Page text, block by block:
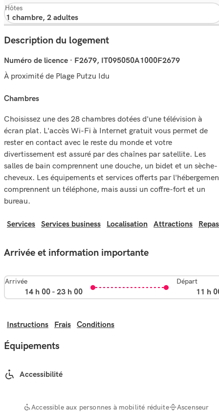
Hôtes
Description du logement
Numéro de licence · F2679, IT095050A1000F2679
À proximité de Plage Putzu Idu
chambres
Choisissez une des 28 chambres dotées d'une télévision à
écran plat. L'accès Wi-Fi à Internet gratuit vous permet de
rester en contact avec le reste du monde et votre
divertissement est assuré par des chaînes par satellite. Les
salles de bain comprennent une douche, un bidet et un sèche-
cheveux. Les équipements et services offerts par
comprennent un téléphone, mais aussi un coffre-fort et un
bureau.
Services Services business Localisation Attractions Repas
Arrivée et information importante
Arrivée
14 h 00 - 23 h 00
Départ
11 h
Instructions Frais Conditions
Équipements
Accessibilité
Accessible aux personnes à mobilité réduite Ascenseur